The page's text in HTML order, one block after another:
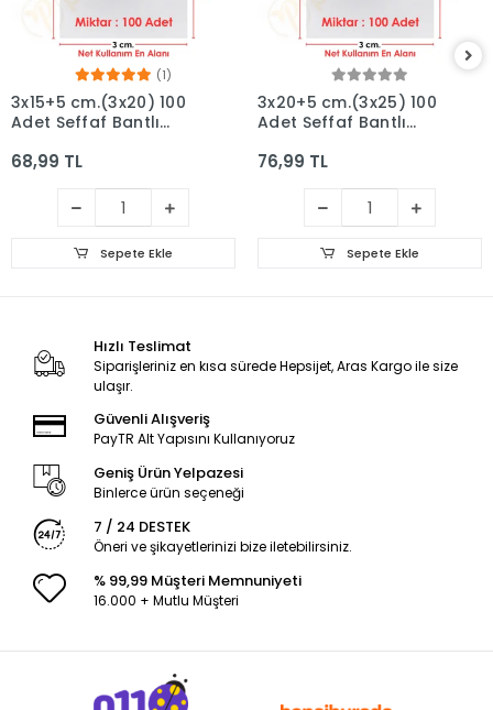
(1)
3x15+5 cm.(3x20) 100
Adet Şeffaf Bantlı
68,99 TL
Sepete Ekle
3x20+5 cm.(3x25) 100
Adet Şeffaf Bantlı
76,99 TL
Sepete Ekle
Hızlı Teslimat
Siparişleriniz en kısa sürede Hepsijet, Aras Kargo ile size
ulaşır.
Güvenli Alışveriş
PayTR Alt Yapısını Kullanıyoruz
Geniş Ürün Yelpazesi
Binlerce ürün seçeneği
7 / 24 DESTEK
Öneri ve şikayetlerinizi bize iletebilirsiniz.
% 99,99 Müşteri Memnuniyeti
16.000 + Mutlu Müşteri